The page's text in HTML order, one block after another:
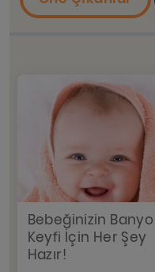
Bebeğinizin Banyo
Keyfi İçin Her Şey
Hazır!